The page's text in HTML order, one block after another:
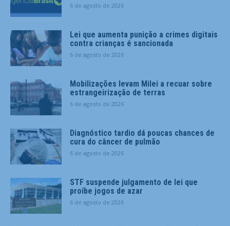
6 de agosto de 2026
Lei que aumenta punição a crimes digitais
contra crianças é sancionada
6 de agosto de 2026
Mobilizações levam Milei a recuar sobre
estrangeirização de terras
6 de agosto de 2026
Diagnóstico tardio dá poucas chances de
cura do câncer de pulmão
6 de agosto de 2026
STF suspende julgamento de lei que
proíbe jogos de azar
6 de agosto de 2026